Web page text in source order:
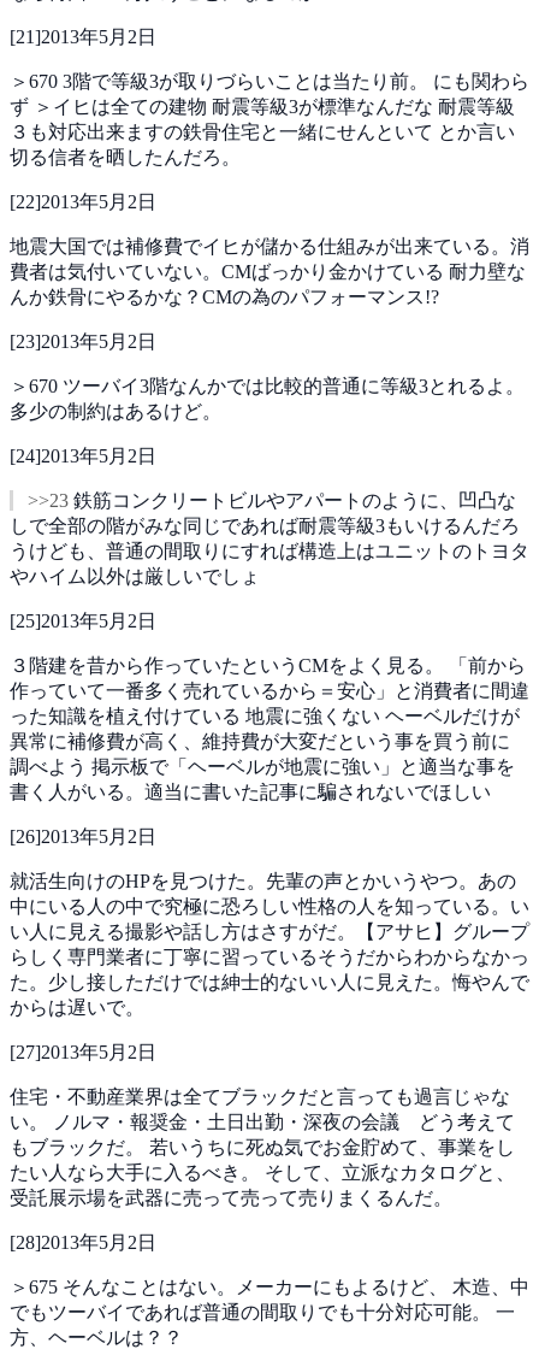
[21]2013年5月2日
＞670 3階で等級3が取りづらいことは当たり前。 にも関わら
ず ＞イヒは全ての建物 耐震等級3が標準なんだな 耐震等級
３も対応出来ますの鉄骨住宅と一緒にせんといて とか言い
切る信者を晒したんだろ。
[22]2013年5月2日
地震大国では補修費でイヒが儲かる仕組みが出来ている。消
費者は気付いていない。CMばっかり金かけている 耐力壁な
んか鉄骨にやるかな？CMの為のパフォーマンス!?
[23]2013年5月2日
＞670 ツーバイ3階なんかでは比較的普通に等級3とれるよ。
多少の制約はあるけど。
[24]2013年5月2日
>>23 鉄筋コンクリートビルやアパートのように、凹凸な
しで全部の階がみな同じであれば耐震等級3もいけるんだろ
うけども、普通の間取りにすれば構造上はユニットのトヨタ
やハイム以外は厳しいでしょ
[25]2013年5月2日
３階建を昔から作っていたというCMをよく見る。
「前から
作っていて一番多く売れているから＝安心」と消費者に間違
った知識を植え付けている 地震に強くない ヘーベルだけが
異常に補修費が高く、維持費が大変だという事を買う前に
調べよう 掲示板で「ヘーベルが地震に強い」と適当な事を
書く人がいる。適当に書いた記事に騙されないでほしい
[26]2013年5月2日
就活生向けのHPを見つけた。先輩の声とかいうやつ。あの
中にいる人の中で究極に恐ろしい性格の人を知っている。い
い人に見える撮影や話し方はさすがだ。【アサヒ】グループ
らしく専門業者に丁寧に習っているそうだからわからなかっ
た。少し接しただけでは紳士的ないい人に見えた。悔やんで
からは遅いで。
[27]2013年5月2日
住宅・不動産業界は全てブラックだと言っても過言じゃな
い。
ノルマ・報奨金・土日出勤・深夜の会議 どう考えて
もブラックだ。 若いうちに死ぬ気でお金貯めて、事業をし
たい人なら大手に入るべき。 そして、立派なカタログと、
受託展示場を武器に売って売って売りまくるんだ。
[28]2013年5月2日
＞675 そんなことはない。メーカーにもよるけど、 木造、中
でもツーバイであれば普通の間取りでも十分対応可能。 一
方、ヘーベルは？？